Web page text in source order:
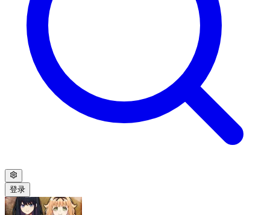
登录